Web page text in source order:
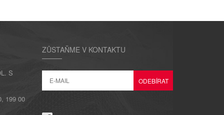
S
199 00
ZŮSTAŇME V KONTAKTU